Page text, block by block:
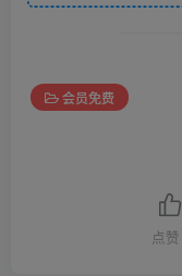
会员免费
点赞